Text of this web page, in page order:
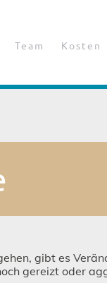
Team Kosten
gibt es
gereizt oder